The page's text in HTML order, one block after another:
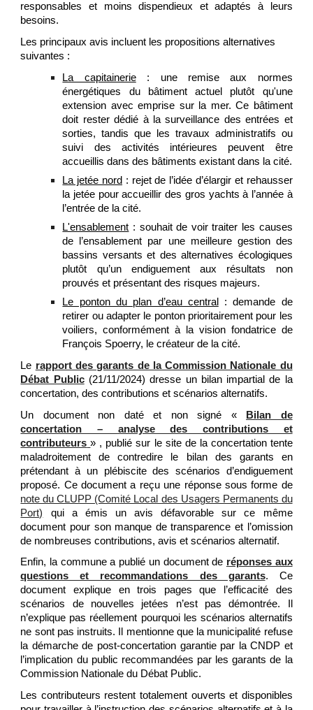
responsables et moins dispendieux et adaptés à leurs
besoins.
Les principaux avis incluent les propositions alternatives
suivantes :
La capitainerie: une remise aux normes
énergétiques du bâtiment actuel plutôt qu'une
extension avec emprise sur la mer. Ce bâtiment
doit rester dédié à la surveillance des entrées et
sorties, tandis que les travaux administratifs ou
suivi des activités intérieures peuvent être
accueillis dans des bâtiments existant dans la cité.
La jetée nord : rejet de l’idée d’élargir et rehausser
la jetée pour accueillir des gros yachts à l’année à
l’entrée de la cité.
L'ensablement : souhait de voir traiter les causes
de l’ensablement par une meilleure gestion des
bassins versants et des alternatives écologiques
plutôt qu’un endiguement aux résultats non
prouvés et présentant des risques majeurs.
Le ponton du plan d’eau central
: demande de
retirer ou adapter le ponton prioritairement pour les
voiliers, conformément à la vision fondatrice de
François Spoerry, le créateur de la cité.
Le rapport des garants de la Commission Nationale du
Débat Public(21/11/2024) dresse un bilan impartial de la
concertation, des contributions et scénarios alternatifs.
Un document non daté et non signé «
Bilan de
concertation – analyse des contributions et
contributeurs » , publié sur le site de la concertation tente
maladroitement de contredire le bilan des garants en
prétendant à un plébiscite des scénarios d’endiguement
proposé. Ce document a reçu une réponse sous forme de
note du CLUPP (Comité Local des Usagers Permanents du
Port) qui a émis un avis défavorable sur ce même
document pour son manque de transparence et l’omission
de nombreuses contributions, avis et scénarios alternatif.
Enfin, la commune a publié un document de réponses aux
questions et recommandations des garants. Ce
document explique en trois pages que l’efficacité des
scénarios de nouvelles jetées n’est pas démontrée. Il
n’explique pas réellement pourquoi les scénarios alternatifs
ne sont pas instruits. Il mentionne que la municipalité refuse
la démarche de post-concertation garantie par la CNDP et
l’implication du public recommandées par les garants de la
Commission Nationale du Débat Public.
Les contributeurs restent totalement ouverts et disponibles